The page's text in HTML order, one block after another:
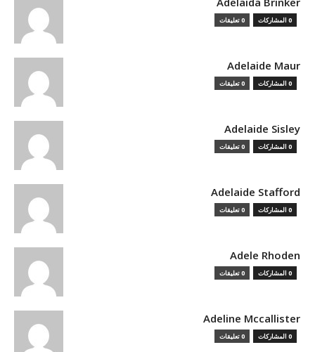
0 المشاركات 0 تعليقات
Adelaide Maur
0 المشاركات 0 تعليقات
Adelaide Sisley
0 المشاركات 0 تعليقات
Adelaide Stafford
0 المشاركات 0 تعليقات
Adele Rhoden
0 المشاركات 0 تعليقات
Adeline Mccallister
0 المشاركات 0 تعليقات